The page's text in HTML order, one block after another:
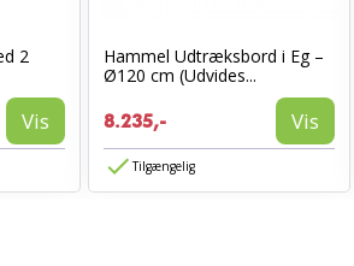
2
Vis
Hammel Udtræksbord i Eg –
Ø120 cm (Udvides...
8.235,- Vis
Tilgængelig